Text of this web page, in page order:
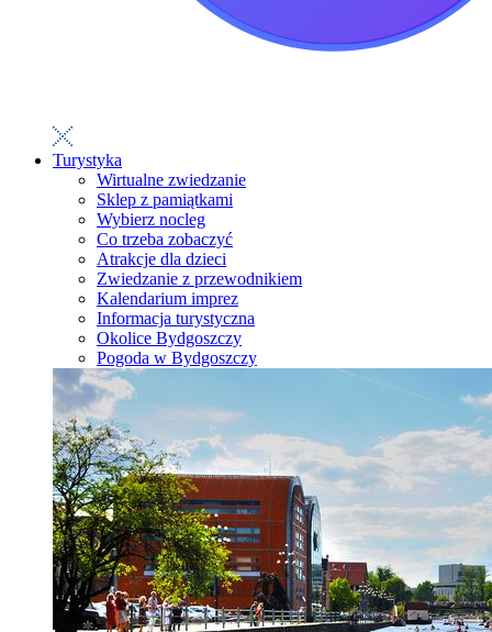
Turystyka
Wirtualne zwiedzanie
Sklep z pamiątkami
Wybierz nocleg
Co trzeba zobaczyć
Atrakcje dla dzieci
Zwiedzanie z przewodnikiem
Kalendarium imprez
Informacja turystyczna
Okolice Bydgoszczy
Pogoda w Bydgoszczy